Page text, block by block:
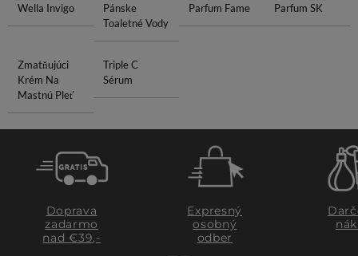
Wella Invigo
Pánske
Toaletné Vody
Parfum Fame Parfum SK
Zmatňujúci
Krém Na
Mastnú Pleť
Triple C
Sérum
Doprava
zadarmo
nad €39,-
Expresný
osobný
odber